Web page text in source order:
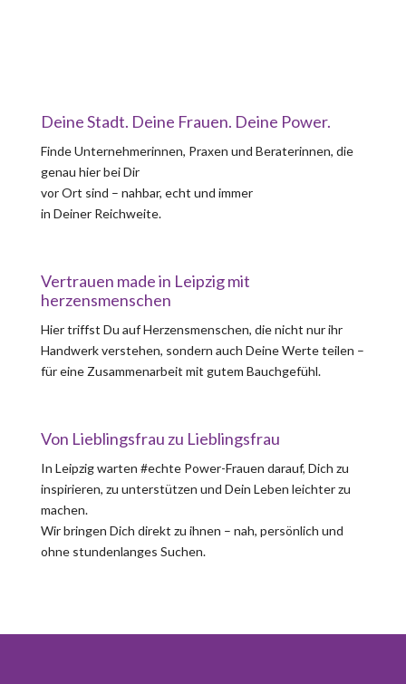
Deine Stadt. Deine Frauen. Deine Power.
Finde Unternehmerinnen, Praxen und Beraterinnen, die
genau hier bei Dir
vor Ort sind – nahbar, echt und immer
in Deiner Reichweite.
Vertrauen made in Leipzig mit
herzensmenschen
Hier triffst Du auf Herzensmenschen, die nicht nur ihr
Handwerk verstehen, sondern auch Deine Werte teilen –
für eine Zusammenarbeit mit gutem Bauchgefühl.
Von Lieblingsfrau zu Lieblingsfrau
In Leipzig warten #echte Power-Frauen darauf, Dich zu
inspirieren, zu unterstützen und Dein Leben leichter zu
machen.
Wir bringen Dich direkt zu ihnen – nah, persönlich und
ohne stundenlanges Suchen.